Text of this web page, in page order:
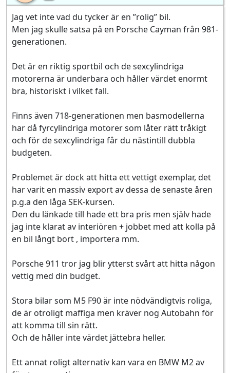
Jag vet inte vad du tycker är en ”rolig” bil.
Men jag skulle satsa på en Porsche Cayman från 981-
generationen.
Det är en riktig sportbil och de sexcylindriga
motorerna är underbara och håller värdet enormt
bra, historiskt i vilket fall.
Finns även 718-generationen men basmodellerna
har då fyrcylindriga motorer som låter rätt tråkigt
och för de sexcylindriga får du nästintill dubbla
budgeten.
Problemet är dock att hitta ett vettigt exemplar, det
har varit en massiv export av dessa de senaste åren
p.g.a den låga SEK-kursen.
Den du länkade till hade ett bra pris men själv hade
jag inte klarat av interiören + jobbet med att kolla på
en bil långt bort , importera mm.
Porsche 911 tror jag blir ytterst svårt att hitta någon
vettig med din budget.
Stora bilar som M5 F90 är inte nödvändigtvis roliga,
de är otroligt maffiga men kräver nog Autobahn för
att komma till sin rätt.
Och de håller inte värdet jättebra heller.
Ett annat roligt alternativ kan vara en BMW M2 av